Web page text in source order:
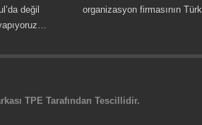
değil
organizasyon firmasının
TPE Tarafından Tescillidir.